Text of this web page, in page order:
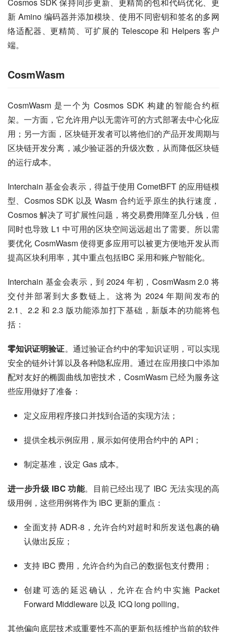
新 Amino 编码器并添加模块、使用不同密钥和签名的多网
络适配器、更精简、可扩展的 Telescope 和 Helpers 客户
端。
CosmWasm
CosmWasm 是一个为 Cosmos SDK 构建的智能合约框
架。一方面，它允许用户以无需许可的方式部署去中心化应
用；另一方面，区块链开发者可以将他们的产品开发周期与
区块链开发分离，减少验证器的升级次数，从而降低区块链
的运行成本。
Interchain 基金会表示，得益于使用 CometBFT 的应用链模
型、Cosmos SDK 以及 Wasm 合约近乎原生的执行速度，
Cosmos 解决了可扩展性问题，将交易费用降至几分钱，但
同时也导致 L1 中可用的区块空间远远超出了需要。所以需
要优化 CosmWasm 使得更多应用可以被更方便地开发从而
提高区块利用率，其中重点包括IBC 采用和账户智能化。
Interchain 基金会表示，到 2024 年初，CosmWasm 2.0 将
交付并部署到大多数链上。这将为 2024 年期间发布的
2.1、2.2 和 2.3 版功能添加打下基础，新版本的功能将包
括：
零知识证明验证。通过验证合约中的零知识证明，可以实现
安全的链外计算以及各种隐私应用。通过在应用接口中添加
配对友好的椭圆曲线加密技术，CosmWasm 已经为服务这
些应用做好了准备：
定义应用程序接口并找到合适的实现方法；
提供全栈示例应用，展示如何使用合约中的 API；
制定基准，设定 Gas 成本。
进一步升级 IBC 功能。目前已经出现了 IBC 无法实现的高
级用例，这些用例将作为 IBC 更新的重点：
全面支持 ADR-8，允许合约对超时和所发送包裹的确
认做出反应；
支持 IBC 费用，允许合约为自己的数据包支付费用；
创建可选的延迟确认，允许在合约中实施 Packet
Forward Middleware 以及 ICQ long polling。
其他偏向底层技术或重要性不高的更新包括维护当前的软件